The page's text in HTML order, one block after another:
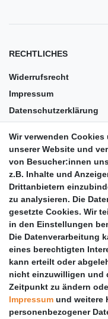
RECHTLICHES
Widerrufsrecht
Impressum
Datenschutzerklärung
Barrierefreiheit
Anleitungen
Vertrag widerrufen
PARTNER
DHL
GLS
PaketPLUS
SPONSORING
Wir verwenden
unserer Website und
von Besucher:innen
z.B. Inhalte und
Drittanbietern
zu analysieren. Die
gesetzte Cookies. Wir
in den Einstellungen
Die Datenverarbeitung
eines berechtigten
kann erteilt oder
nicht einzuwilligen und
Zeitpunkt zu ändern
Impressum und weitere
personenbezogener